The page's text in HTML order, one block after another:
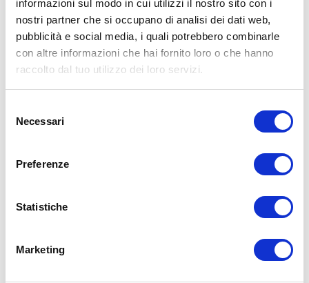
informazioni sul modo in cui utilizzi il nostro sito con i
nostri partner che si occupano di analisi dei dati web,
pubblicità e social media, i quali potrebbero combinarle
con altre informazioni che hai fornito loro o che hanno
raccolto dal tuo utilizzo dei loro servizi.
delNecessari
Preferenze
Statistiche
Marketing
X
Facebook
Trazione alla sbarra Tutorial Esercizi Allenameneto
alla vitamilettotrazioni alla sbarra
ADD COMMENT
Commento*